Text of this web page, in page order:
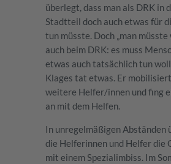
überlegt, dass man als DRK in
Stadtteil doch auch etwas für
tun müsste. Doch „man müsste
auch beim DRK: es muss
etwas auch tatsächlich tun
Klages tat etwas. Er
weitere Helfer/innen und fing
an mit dem Helfen.
In unregelmäßigen Abständen
die Helferinnen und Helfer die
mit einem Spezialimbiss. Im